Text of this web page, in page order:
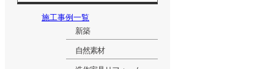
施工事例一覧
新築
自然素材